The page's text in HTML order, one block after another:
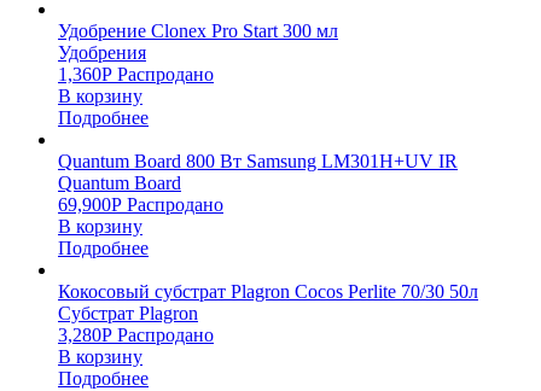
Удобрение Clonex Pro Start 300 мл
Удобрения
1,360Р Распродано
В корзину
Подробнее
Quantum Board 800 Вт Samsung LM301H+UV IR
Quantum Board
69,900Р Распродано
В корзину
Подробнее
Кокосовый субстрат Plagron Cocos Perlite 70/30 50л
Субстрат Plagron
3,280Р Распродано
В корзину
Подробнее